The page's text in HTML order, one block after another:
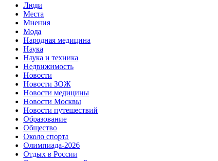
Люди
Места
Мнения
Мода
Народная медицина
Наука
Наука и техника
Недвижимость
Новости
Новости ЗОЖ
Новости медицины
Новости Москвы
Новости путешествий
Образование
Общество
Около спорта
Олимпиада-2026
Отдых в России